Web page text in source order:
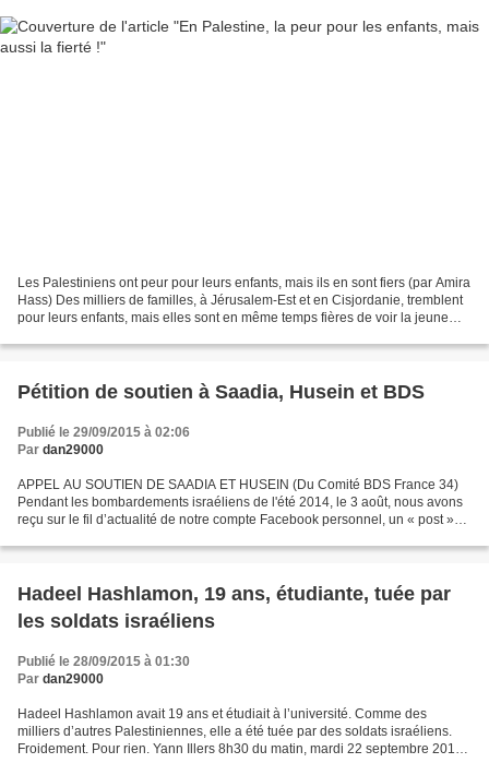
Les Palestiniens ont peur pour leurs enfants, mais ils en sont fiers (par Amira
Hass) Des milliers de familles, à Jérusalem-Est et en Cisjordanie, tremblent
pour leurs enfants, mais elles sont en même temps fières de voir la jeune
Pétition de soutien à Saadia, Husein et BDS
Publié le 29/09/2015 à 02:06
Par dan29000
APPEL AU SOUTIEN DE SAADIA ET HUSEIN (Du Comité BDS France 34)
Pendant les bombardements israéliens de l'été 2014, le 3 août, nous avons
reçu sur le fil d’actualité de notre compte Facebook personnel, un « post »
Hadeel Hashlamon, 19 ans, étudiante, tuée par
les soldats israéliens
Publié le 28/09/2015 à 01:30
Par dan29000
Hadeel Hashlamon avait 19 ans et étudiait à l’université. Comme des
milliers d’autres Palestiniennes, elle a été tuée par des soldats israéliens.
Froidement. Pour rien. Yann Illers 8h30 du matin, mardi 22 septembre 2015,